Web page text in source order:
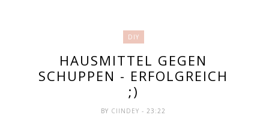
DIY
HAUSMITTEL GEGEN
SCHUPPEN - ERFOLGREICH
;)
BY CIINDEY- 23:22